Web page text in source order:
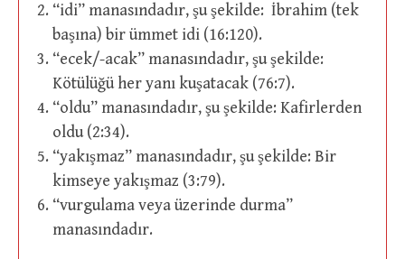
“idi” manasındadır, şu şekilde: İbrahim (tek
başına) bir ümmet idi (16:120).
“ecek/-acak” manasındadır, şu şekilde:
Kötülüğü her yanı kuşatacak (76:7).
“oldu” manasındadır, şu şekilde: Kafirlerden
oldu (2:34).
“yakışmaz” manasındadır, şu şekilde: Bir
kimseye yakışmaz (3:79).
“vurgulama veya üzerinde durma”
manasındadır.